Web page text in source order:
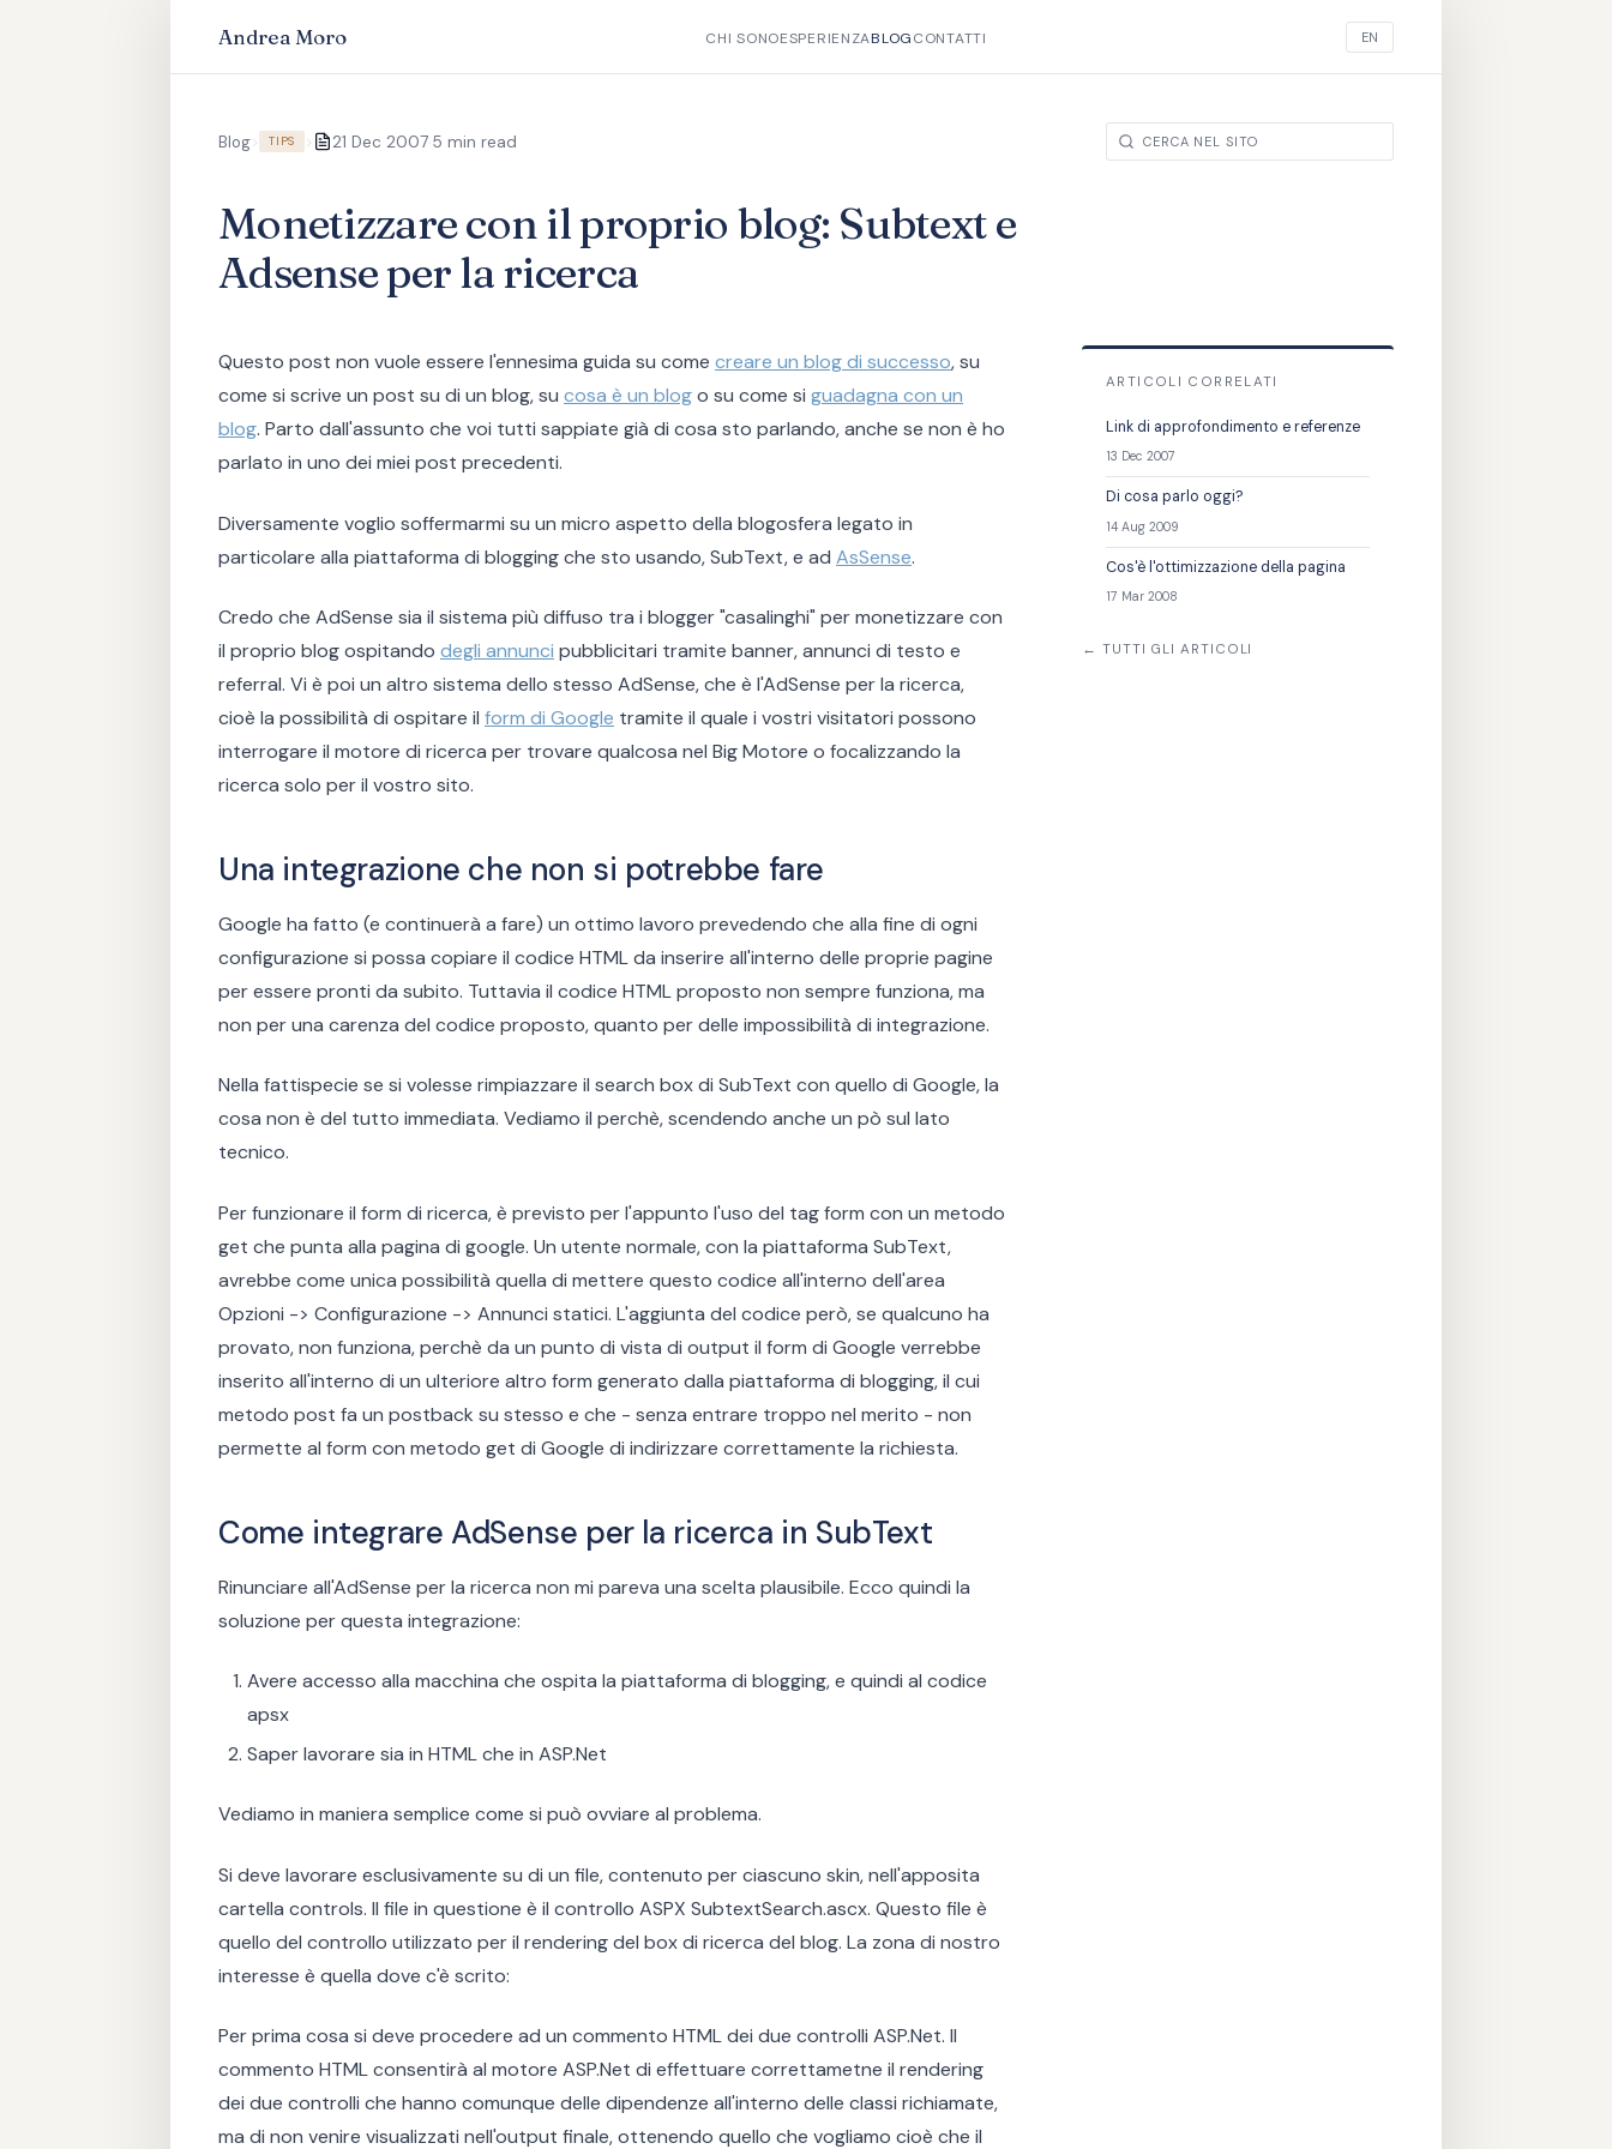
Andrea Moro CHI SONOESPERIENZABLOGCONTATTI EN
Blog> TIPS > 21 Dec 2007·5 min read
Monetizzare con il proprio blog: Subtext e
Adsense per la ricerca
Questo post non vuole essere l'ennesima guida su come creare un blog di successo, su
come si scrive un post su di un blog, su cosa è un blogo su come si guadagna con un
blog. Parto dall'assunto che voi tutti sappiate già di cosa sto parlando, anche se non è ho
parlato in uno dei miei post precedenti.
Diversamente voglio soffermarmi su un micro aspetto della blogosfera legato in
particolare alla piattaforma di blogging che sto usando, SubText, e ad AsSense.
Credo che AdSense sia il sistema più diffuso tra i blogger "casalinghi" per monetizzare con
il proprio blog ospitando degli annunci pubblicitari tramite banner, annunci di testo e
referral. Vi è poi un altro sistema dello stesso AdSense, che è l'AdSense per la ricerca,
cioè la possibilità di ospitare il form di Google tramite il quale i vostri visitatori possono
interrogare il motore di ricerca per trovare qualcosa nel Big Motore o focalizzando la
ricerca solo per il vostro sito.
Una integrazione che non si potrebbe fare
Google ha fatto (e continuerà a fare) un ottimo lavoro prevedendo che alla fine di ogni
configurazione si possa copiare il codice HTML da inserire all'interno delle proprie pagine
per essere pronti da subito. Tuttavia il codice HTML proposto non sempre funziona, ma
non per una carenza del codice proposto, quanto per delle impossibilità di integrazione.
Nella fattispecie se si volesse rimpiazzare il search box di SubText con quello di Google, la
cosa non è del tutto immediata. Vediamo il perchè, scendendo anche un pò sul lato
tecnico.
Per funzionare il form di ricerca, è previsto per l'appunto l'uso del tag form con un metodo
get che punta alla pagina di google. Un utente normale, con la piattaforma SubText,
avrebbe come unica possibilità quella di mettere questo codice all'interno dell'area
Opzioni -> Configurazione -> Annunci statici. L'aggiunta del codice però, se qualcuno ha
provato, non funziona, perchè da un punto di vista di output il form di Google verrebbe
inserito all'interno di un ulteriore altro form generato dalla piattaforma di blogging, il cui
metodo post fa un postback su stesso e che - senza entrare troppo nel merito - non
permette al form con metodo get di Google di indirizzare correttamente la richiesta.
Come integrare AdSense per la ricerca in SubText
Rinunciare all'AdSense per la ricerca non mi pareva una scelta plausibile. Ecco quindi la
soluzione per questa integrazione:
Avere accesso alla macchina che ospita la piattaforma di blogging, e quindi al codice
apsx
Saper lavorare sia in HTML che in ASP.Net
Vediamo in maniera semplice come si può ovviare al problema.
Si deve lavorare esclusivamente su di un file, contenuto per ciascuno skin, nell'apposita
cartella controls. Il file in questione è il controllo ASPX SubtextSearch.ascx. Questo file è
quello del controllo utilizzato per il rendering del box di ricerca del blog. La zona di nostro
interesse è quella dove c'è scrito:
Per prima cosa si deve procedere ad un commento HTML dei due controlli ASP.Net. Il
commento HTML consentirà al motore ASP.Net di effettuare correttametne il rendering
dei due controlli che hanno comunque delle dipendenze all'interno delle classi richiamate,
ma di non venire visualizzati nell'output finale, ottenendo quello che vogliamo cioè che il
ARTICOLI CORRELATI
Link di approfondimento e referenze
13 Dec 2007
Di cosa parlo oggi?
14 Aug 2009
Cos'è l'ottimizzazione della pagina
17 Mar 2008
← TUTTI GLI ARTICOLI